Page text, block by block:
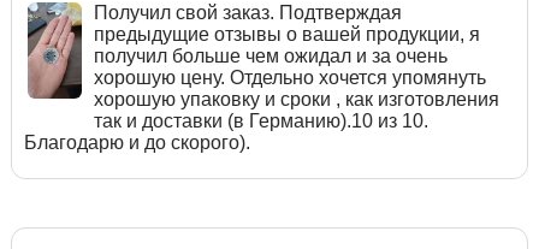
Получил свой заказ. Подтверждая
предыдущие отзывы о вашей продукции, я
получил больше чем ожидал и за очень
хорошую цену. Отдельно хочется упомянуть
хорошую упаковку и сроки , как изготовления
так и доставки (в Германию).10 из 10.
Благодарю и до скорого).